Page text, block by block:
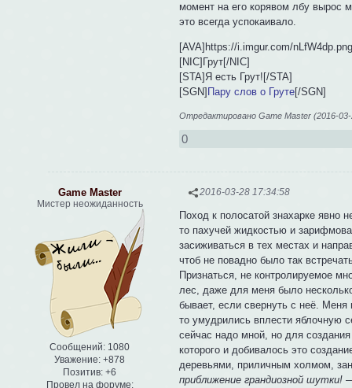
момент на его корявом лбу вырос
это всегда успокаивало.
[AVA]https://i.imgur.com/
[NIC]Грут[/NIC]
[STA]Я есть Грут![/STA]
[SGN] Пару слов о Груте[/SGN]
Отредактировано Game Master (2016-03-
0
2016-03-28 17:34:58
Game Master
Мистер неожиданность
Сообщений: 1080
Уважение: +878
Позитив: +6
Провел на форуме:
Поход к полосатой знахарке явно
то пахучей жидкостью и
засиживаться в тех местах и
чтоб не повадно было так
Признаться, не контролируемое
лес, даже для меня было
бывает, если свернуть с неё. Меня
то умудрились вплести яблочную
сейчас надо мной, но для
которого и добивалось это
деревьями, приличным холмом,
приближение грандиозной шутки!